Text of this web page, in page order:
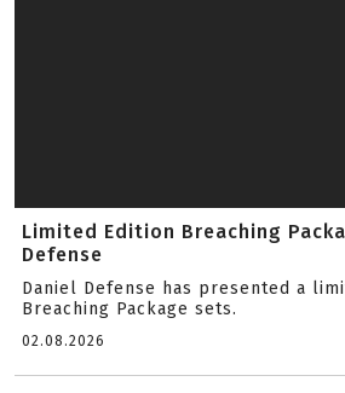
Limited Edition Breaching
Defense
Daniel Defense has presented a
Breaching Package sets.
02.08.2026